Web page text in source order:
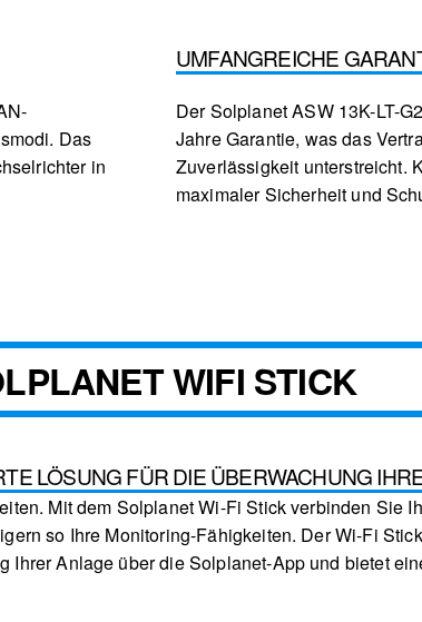
Das
in
UMFANGREICHE
Der Solplanet ASW 13K-LT-
Jahre Garantie, was das
Zuverlässigkeit unterstreicht.
maximaler Sicherheit und
WIFI STICK
LÖSUNG FÜR DIE ÜBERWACHUNG
Mit dem Solplanet Wi-Fi Stick verbinden Sie
so Ihre Monitoring-Fähigkeiten. Der Wi-Fi
Ihrer Anlage über die Solplanet-App und bietet